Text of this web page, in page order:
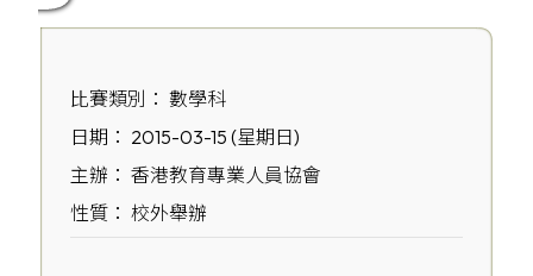
比賽類別： 數學科
日期： 2015-03-15 (星期日)
主辦： 香港教育專業人員協會
性質： 校外舉辦